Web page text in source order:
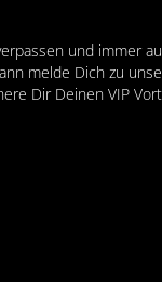
und immer
melde Dich zu
Dir Deinen VIP